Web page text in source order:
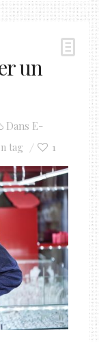
un
Dans E-
tag 1